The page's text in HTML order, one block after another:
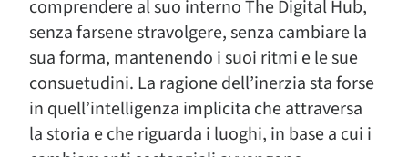
comprendere al suo interno The Digital Hub,
senza farsene stravolgere, senza cambiare la
sua forma, mantenendo i suoi ritmi e le sue
consuetudini. La ragione dell’inerzia sta forse
in quell’intelligenza implicita che attraversa
la storia e che riguarda i luoghi, in base a cui i